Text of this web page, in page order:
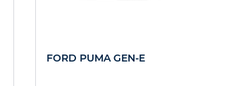
FORD PUMA GEN-E